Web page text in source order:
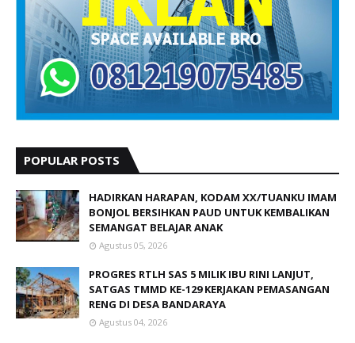
POPULAR POSTS
HADIRKAN HARAPAN, KODAM XX/TUANKU IMAM
BONJOL BERSIHKAN PAUD UNTUK KEMBALIKAN
SEMANGAT BELAJAR ANAK
Agustus 05, 2026
PROGRES RTLH SAS 5 MILIK IBU RINI LANJUT,
SATGAS TMMD KE-129 KERJAKAN PEMASANGAN
RENG DI DESA BANDARAYA
Agustus 04, 2026